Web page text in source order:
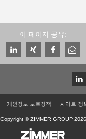
이 페이지 공유:
개인정보 보호정책 사이트 정
Copyright © ZIMMER GROUP 2026